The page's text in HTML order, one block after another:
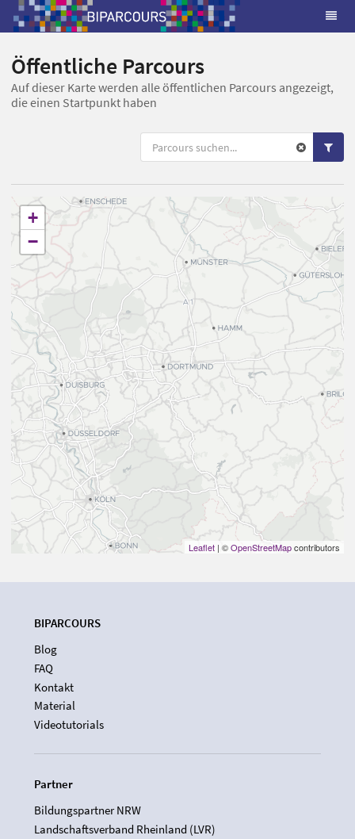
Öffentliche Parcours
Auf dieser Karte werden alle öffentlichen Parcours angezeigt,
die einen Startpunkt haben
+
−
Leaflet | ©OpenStreetMapcontributors
BIPARCOURS
Blog
FAQ
Kontakt
Material
Videotutorials
Partner
Bildungspartner NRW
Landschaftsverband Rheinland (LVR)